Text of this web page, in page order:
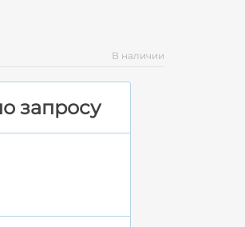
В наличии
запросу